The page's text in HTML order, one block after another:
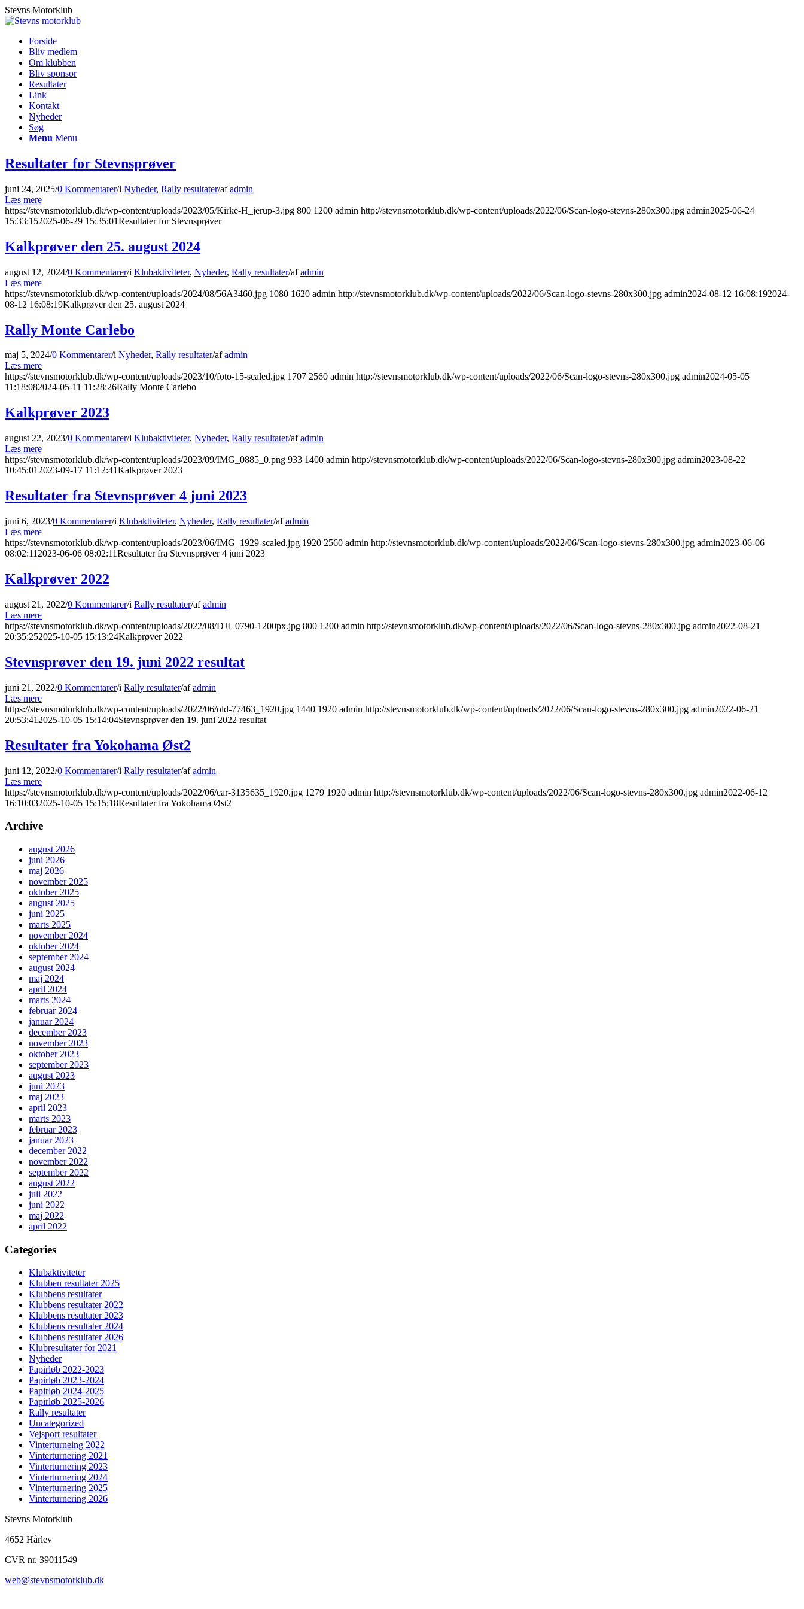
Stevns Motorklub
Forside
Bliv medlem
Om klubben
Bliv sponsor
Resultater
Link
Kontakt
Nyheder
Søg
Menu Menu
Resultater for Stevnsprøver
juni 24, 2025/0 Kommentarer/i Nyheder, Rally resultater/afadmin
Læs mere
https://stevnsmotorklub.dk/wp-content/uploads/2023/05/Kirke-H_jerup-3.jpg 800 1200 admin http://stevnsmotorklub.dk/wp-content/uploads/2022/06/Scan-logo-stevns-280x300.jpg admin2025-06-24
15:33:152025-06-29 15:35:01Resultater for Stevnsprøver
Kalkprøver den 25. august 2024
august 12, 2024/0 Kommentarer/i Klubaktiviteter, Nyheder, Rally resultater/afadmin
Læs mere
https://stevnsmotorklub.dk/wp-content/uploads/2024/08/56A3460.jpg 1080 1620 admin http://stevnsmotorklub.dk/wp-content/uploads/2022/06/Scan-logo-stevns-280x300.jpg admin2024-08-12 16:08:192024-
08-12 16:08:19Kalkprøver den 25. august 2024
Rally Monte Carlebo
maj 5, 2024/0 Kommentarer/i Nyheder, Rally resultater/afadmin
Læs mere
https://stevnsmotorklub.dk/wp-content/uploads/2023/10/foto-15-scaled.jpg 1707 2560 admin http://stevnsmotorklub.dk/wp-content/uploads/2022/06/Scan-logo-stevns-280x300.jpg admin2024-05-05
11:18:082024-05-11 11:28:26Rally Monte Carlebo
Kalkprøver 2023
august 22, 2023/0 Kommentarer/i Klubaktiviteter, Nyheder, Rally resultater/afadmin
Læs mere
https://stevnsmotorklub.dk/wp-content/uploads/2023/09/IMG_0885_0.png 933 1400 admin http://stevnsmotorklub.dk/wp-content/uploads/2022/06/Scan-logo-stevns-280x300.jpg admin2023-08-22
10:45:01 2023-09-17 11:12:41Kalkprøver 2023
Resultater fra Stevnsprøver 4 juni 2023
juni 6, 2023/0 Kommentarer/i Klubaktiviteter, Nyheder, Rally resultater/afadmin
Læs mere
https://stevnsmotorklub.dk/wp-content/uploads/2023/06/IMG_1929-scaled.jpg 1920 2560 admin http://stevnsmotorklub.dk/wp-content/uploads/2022/06/Scan-logo-stevns-280x300.jpg admin2023-06-06
08:02:11 2023-06-06 08:02:11Resultater fra Stevnsprøver 4 juni 2023
Kalkprøver 2022
august 21, 2022/0 Kommentarer/i Rally resultater/afadmin
Læs mere
https://stevnsmotorklub.dk/wp-content/uploads/2022/08/DJI_0790-1200px.jpg 800 1200 admin http://stevnsmotorklub.dk/wp-content/uploads/2022/06/Scan-logo-stevns-280x300.jpg admin2022-08-21
20:35:252025-10-05 15:13:24Kalkprøver 2022
Stevnsprøver den 19. juni 2022 resultat
juni 21, 2022/0 Kommentarer/i Rally resultater/afadmin
Læs mere
https://stevnsmotorklub.dk/wp-content/uploads/2022/06/old-77463_1920.jpg 1440 1920 admin http://stevnsmotorklub.dk/wp-content/uploads/2022/06/Scan-logo-stevns-280x300.jpg admin2022-06-21
20:53:41 2025-10-05 15:14:04Stevnsprøver den 19. juni 2022 resultat
Resultater fra Yokohama Øst2
juni 12, 2022/0 Kommentarer/i Rally resultater/afadmin
Læs mere
https://stevnsmotorklub.dk/wp-content/uploads/2022/06/car-3135635_1920.jpg 1279 1920 admin http://stevnsmotorklub.dk/wp-content/uploads/2022/06/Scan-logo-stevns-280x300.jpg admin2022-06-12
16:10:032025-10-05 15:15:18Resultater fra Yokohama Øst2
Archive
august 2026
juni 2026
maj 2026
november 2025
oktober 2025
august 2025
juni 2025
marts 2025
november 2024
oktober 2024
september 2024
august 2024
maj 2024
april 2024
marts 2024
februar 2024
januar 2024
december 2023
november 2023
oktober 2023
september 2023
august 2023
juni 2023
maj 2023
april 2023
marts 2023
februar 2023
januar 2023
december 2022
november 2022
september 2022
august 2022
juli 2022
juni 2022
maj 2022
april 2022
Categories
Klubaktiviteter
Klubben resultater 2025
Klubbens resultater
Klubbens resultater 2022
Klubbens resultater 2023
Klubbens resultater 2024
Klubbens resultater 2026
Klubresultater for 2021
Nyheder
Papirløb 2022-2023
Papirløb 2023-2024
Papirløb 2024-2025
Papirløb 2025-2026
Rally resultater
Uncategorized
Vejsport resultater
Vinterturneing 2022
Vinterturnering 2021
Vinterturnering 2023
Vinterturnering 2024
Vinterturnering 2025
Vinterturnering 2026
Stevns Motorklub
4652 Hårlev
CVR nr. 39011549
web@stevnsmotorklub.dk